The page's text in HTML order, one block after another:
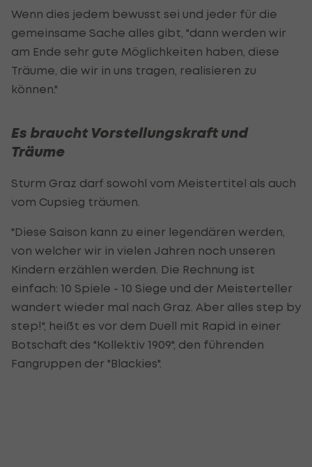
Wenn dies jedem bewusst sei und jeder für die
gemeinsame Sache alles gibt, "dann werden wir
am Ende sehr gute Möglichkeiten haben, diese
Träume, die wir in uns tragen, realisieren zu
können."
Es braucht Vorstellungskraft und
Träume
Sturm Graz darf sowohl vom Meistertitel als auch
vom Cupsieg träumen.
"Diese Saison kann zu einer legendären werden,
von welcher wir in vielen Jahren noch unseren
Kindern erzählen werden. Die Rechnung ist
einfach: 10 Spiele - 10 Siege und der Meisterteller
wandert wieder mal nach Graz. Aber alles step by
step!", heißt es vor dem Duell mit Rapid in einer
Botschaft des "Kollektiv 1909", den führenden
Fangruppen der "Blackies".